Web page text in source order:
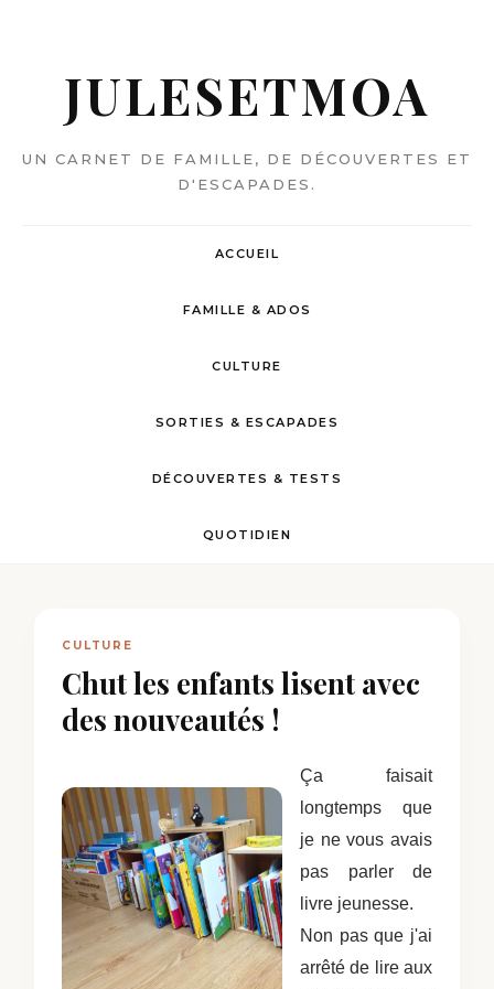
JULESETMOA
UN CARNET DE FAMILLE, DE DÉCOUVERTES ET
D'ESCAPADES.
ACCUEIL
FAMILLE & ADOS
CULTURE
SORTIES & ESCAPADES
DÉCOUVERTES & TESTS
QUOTIDIEN
CULTURE
Chut les enfants lisent avec
des nouveautés !
Ça faisait
longtemps que
je ne vous avais
pas parler de
livre jeunesse.
Non pas que j'ai
arrêté de lire aux